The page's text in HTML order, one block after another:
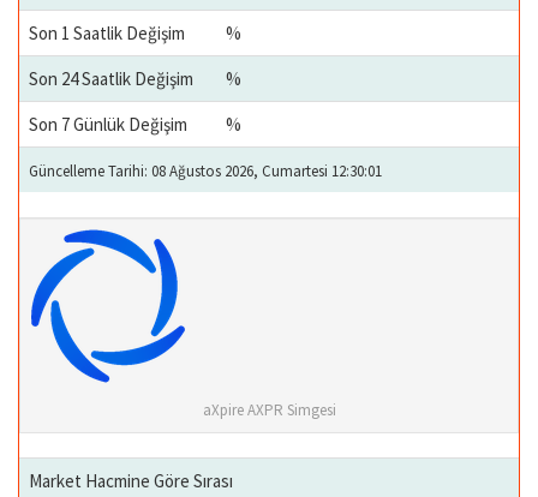
Son 1 Saatlik Değişim
%
Son 24 Saatlik Değişim
%
Son 7 Günlük Değişim
%
Güncelleme Tarihi: 08 Ağustos 2026, Cumartesi 12:30:01
aXpire AXPR Simgesi
Market Hacmine Göre Sırası